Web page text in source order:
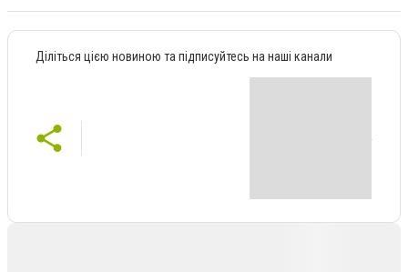
Діліться цією новиною та підписуйтесь на наші канали